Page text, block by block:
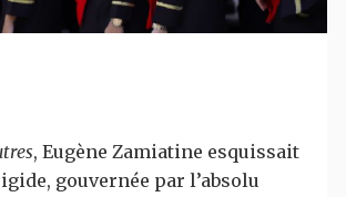
, Eugène Zamiatine esquissait
gouvernée par l’absolu